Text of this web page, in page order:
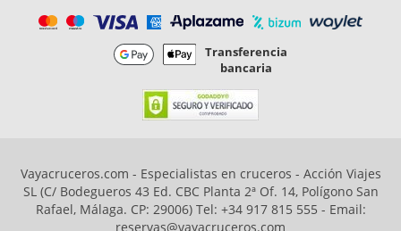
Transferencia
bancaria
Vayacruceros.com - Especialistas en cruceros - Acción Viajes
SL (C/ Bodegueros 43 Ed. CBC Planta 2ª Of. 14, Polígono San
Rafael, Málaga. CP: 29006) Tel: +34 917 815 555 - Email:
reservas@vayacruceros.com